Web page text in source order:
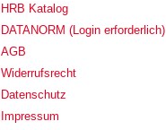
HRB Katalog
DATANORM (Login erforderlich)
AGB
Widerrufsrecht
Datenschutz
Impressum